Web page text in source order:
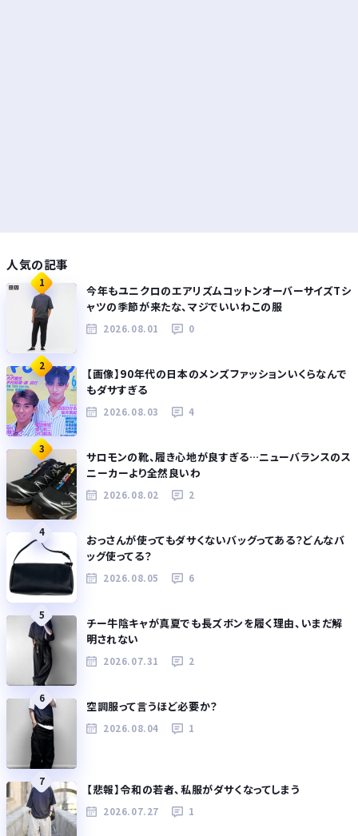
人気の記事
1
今年もユニクロのエアリズムコットンオーバーサイズTシ
ャツの季節が来たな、マジでいいわこの服
2026.08.01 0
2
【画像】90年代の日本のメンズファッションいくらなんで
もダサすぎる
2026.08.03 4
3
サロモンの靴、履き心地が良すぎる…ニューバランスのス
ニーカーより全然良いわ
2026.08.02 2
4
おっさんが使ってもダサくないバッグってある？どんなバ
ッグ使ってる？
2026.08.05 6
5
チー牛陰キャが真夏でも長ズボンを履く理由、いまだ解
明されない
2026.07.31 2
6
空調服って言うほど必要か？
2026.08.04 1
7
【悲報】令和の若者、私服がダサくなってしまう
2026.07.27 1